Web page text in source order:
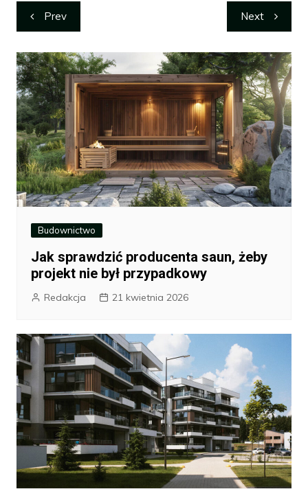
Nawigacja
wpisu
Prev Next
Budownictwo
Jak sprawdzić producenta saun, żeby
projekt nie był przypadkowy
Redakcja 21 kwietnia 2026